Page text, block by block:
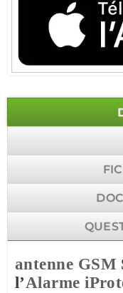
antenne GSM
l’Alarme